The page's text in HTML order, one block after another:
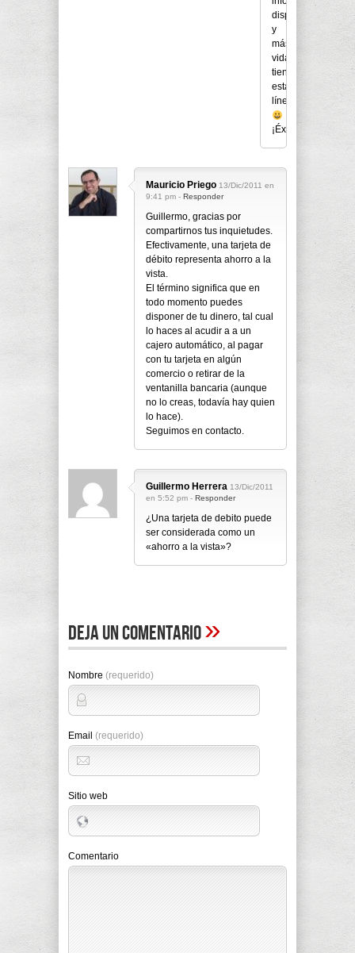
disponible
y
más
vida
tienen
estas
líneas
¡Éxito!
Mauricio Priego 13/Dic/2011 en
9:41 pm - Responder
Guillermo, gracias por
compartirnos tus inquietudes.
Efectivamente, una tarjeta de
débito representa ahorro a la
vista.
El término significa que en
todo momento puedes
disponer de tu dinero, tal cual
lo haces al acudir a a un
cajero automático, al pagar
con tu tarjeta en algún
comercio o retirar de la
ventanilla bancaria (aunque
no lo creas, todavía hay quien
lo hace).
Seguimos en contacto.
Guillermo Herrera 13/Dic/2011
en 5:52 pm - Responder
¿Una tarjeta de debito puede
ser considerada como un
«ahorro a la vista»?
Deja un comentario»
Nombre (requerido)
Email (requerido)
Sitio web
Comentario